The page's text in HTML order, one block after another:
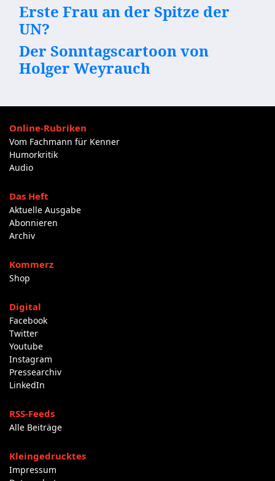
Erste Frau an der Spitze der
UN?
Der Sonntagscartoon von
Holger Weyrauch
Online-Rubriken
Vom Fachmann für Kenner
Humorkritik
Audio
Das Heft
Aktuelle Ausgabe
Abonnieren
Archiv
Kommerz
Shop
Digital
Facebook
Twitter
Youtube
Instagram
Pressearchiv
LinkedIn
RSS-Feeds
Alle Beiträge
Kleingedrucktes
Impressum